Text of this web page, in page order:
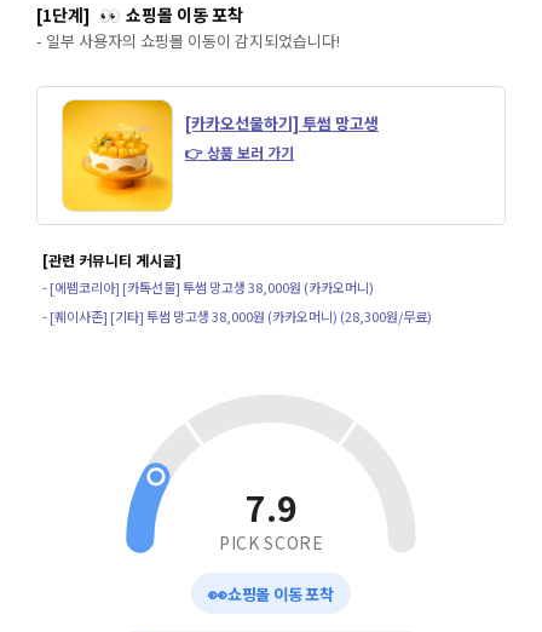
[1단계] 👀 쇼핑몰 이동 포착
- 일부 사용자의 쇼핑몰 이동이 감지되었습니다!
[카카오선물하기] 투썸 망고생
👉 상품 보러 가기
[관련 커뮤니티 게시글]
- [에펨코리아] [카톡선물] 투썸 망고생 38,000원 (카카오머니)
- [퀘이사존] [기타] 투썸 망고생 38,000원 (카카오머니) (28,300원/무료)
7.9
PICK SCORE
👀쇼핑몰 이동 포착